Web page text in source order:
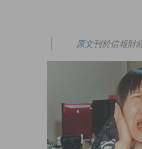
原文刊於信報財